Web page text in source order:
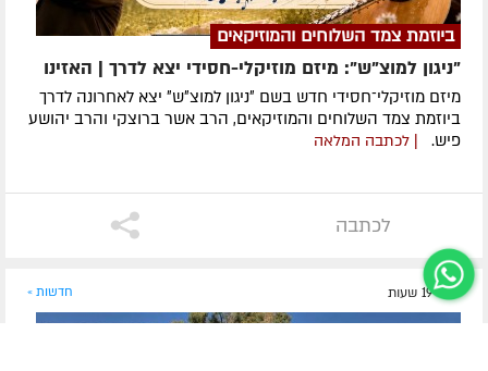
ביוזמת צמד השלוחים והמוזיקאים
"ניגון למוצ"ש": מיזם מוזיקלי-חסידי יצא לדרך | האזינו
מיזם מוזיקלי־חסידי חדש בשם ״ניגון למוצ״ש״ יצא לאחרונה לדרך
ביוזמת צמד השלוחים והמוזיקאים, הרב אשר ברוצקי והרב יהושע
פיש.
| לכתבה המלאה
לכתבה
לפני 19 שעות חדשות »